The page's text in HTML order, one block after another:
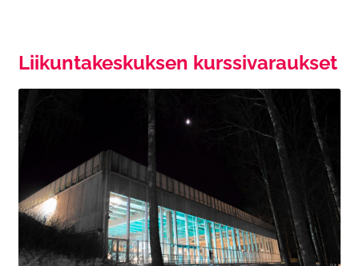
Liikuntakeskuksen kurssivaraukset